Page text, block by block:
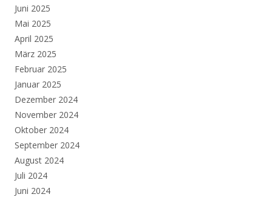
Juni 2025
Mai 2025
April 2025
März 2025
Februar 2025
Januar 2025
Dezember 2024
November 2024
Oktober 2024
September 2024
August 2024
Juli 2024
Juni 2024